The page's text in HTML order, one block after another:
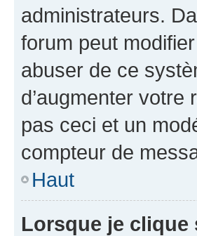
administrateurs.
forum peut
abuser de ce
d’augmenter
pas ceci et un
compteur de
Haut
Lorsque je clique